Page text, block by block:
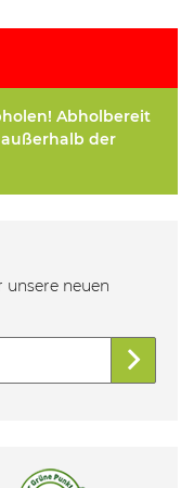
Abholbereit
der
neuen